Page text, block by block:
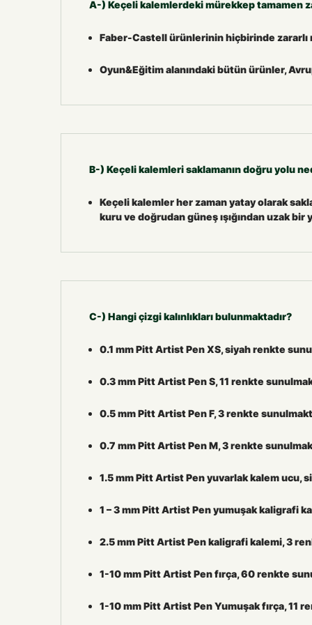
A-) Keçeli kalemlerdeki mürekkep tamamen
Faber-Castell ürünlerinin hiçbirinde zararlı
Oyun&Eğitim alanındaki bütün ürünler,
B-) Keçeli kalemleri saklamanın doğru yolu
Keçeli kalemler her zaman yatay olarak
kuru ve doğrudan güneş ışığından uzak
C-) Hangi çizgi kalınlıkları bulunmaktadır?
0.1 mm Pitt Artist Pen XS, siyah renkte
0.3 mm Pitt Artist Pen S, 11 renkte
0.5 mm Pitt Artist Pen F, 3 renkte
0.7 mm Pitt Artist Pen M, 3 renkte
1.5 mm Pitt Artist Pen yuvarlak kalem ucu,
1 – 3 mm Pitt Artist Pen yumuşak kaligrafi
2.5 mm Pitt Artist Pen kaligrafi kalemi, 3
1-10 mm Pitt Artist Pen fırça, 60 renkte
1-10 mm Pitt Artist Pen Yumuşak fırça, 11